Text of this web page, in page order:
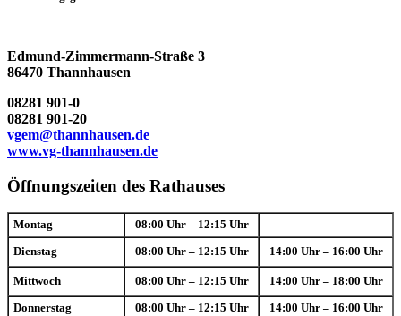
Edmund-Zimmermann-Straße 3
86470 Thannhausen
08281 901-0
08281 901-20
vgem@thannhausen.de
www.vg-thannhausen.de
Öffnungszeiten des Rathauses
Montag 08:00 Uhr – 12:15 Uhr
Dienstag 08:00 Uhr – 12:15 Uhr 14:00 Uhr – 16:00 Uhr
Mittwoch 08:00 Uhr – 12:15 Uhr 14:00 Uhr – 18:00 Uhr
Donnerstag 08:00 Uhr – 12:15 Uhr 14:00 Uhr – 16:00 Uhr